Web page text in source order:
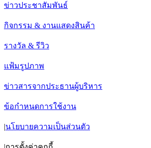
ข่าวประชาสัมพันธ์
กิจกรรม & งานแสดงสินค้า
รางวัล & รีวิว
แฟ้มรูปภาพ
ข่าวสารจากประธานผู้บริหาร
ข้อกำหนดการใช้งาน
|นโยบายความเป็นส่วนตัว